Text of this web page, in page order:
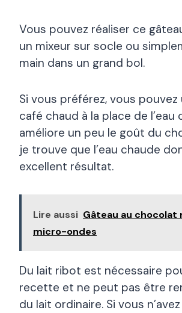
Vous pouvez réaliser ce
un mixeur sur socle ou
main dans un grand bol.
Si vous préférez, vous
café chaud à la place de l’eau
améliore un peu le goût du
je trouve que l’eau chaude
excellent résultat.
Lire aussi Gâteau au chocolat
micro-ondes
Du lait ribot est nécessaire
recette et ne peut pas être
du lait ordinaire. Si vous